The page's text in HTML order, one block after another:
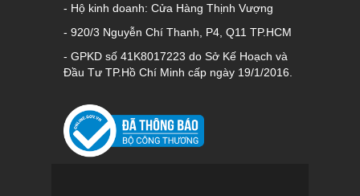
- Hộ kinh doanh: Cửa Hàng Thịnh Vượng
- 920/3 Nguyễn Chí Thanh, P4, Q11 TP.HCM
- GPKD số 41K8017223 do Sở Kế Hoạch và
Đầu Tư TP.Hồ Chí Minh cấp ngày 19/1/2016.